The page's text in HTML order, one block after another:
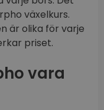
växelkurs.
är olika för varje
priset.
vara